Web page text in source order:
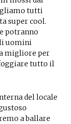
tutti
super cool.
potranno
uomini
migliore per
tutto il
del locale
a ballare